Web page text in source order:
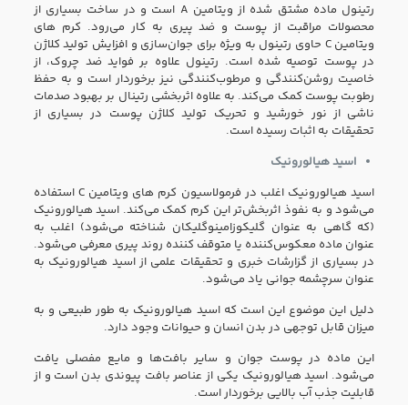
رتینول ماده مشتق شده از ویتامین A است و در ساخت بسیاری از
محصولات مراقبت از پوست و ضد پیری به کار می‌رود. کرم های
ویتامین C حاوی رتینول به ویژه برای جوان‌سازی و افزایش تولید کلاژن
در پوست توصیه شده است. رتینول علاوه بر فواید ضد چروک، از
خاصیت روشن‌کنندگی و مرطوب‌کنندگی نیز برخوردار است و به حفظ
رطوبت پوست کمک می‌کند. به علاوه اثربخشی رتینال بر بهبود صدمات
ناشی از نور خورشید و تحریک تولید کلاژن پوست در بسیاری از
تحقیقات به اثبات رسیده است.
اسید هیالورونیک
اسید هیالورونیک اغلب در فرمولاسیون کرم های ویتامین C استفاده
می‌شود و به نفوذ اثربخش‌تر این کرم کمک می‌کند. اسید هیالورونیک
(که گاهی به عنوان گلیکوزامینوگلیکان شناخته می‌شود) اغلب به
عنوان ماده معکوس‌کننده یا متوقف کننده روند پیری معرفی می‌شود.
در بسیاری از گزارشات خبری و تحقیقات علمی از اسید هیالورونیک به
عنوان سرچشمه جوانی یاد می‌شود.
دلیل این موضوع این است که اسید هیالورونیک به طور طبیعی و به
میزان قابل توجهی در بدن انسان و حیوانات وجود دارد.
این ماده در پوست جوان و سایر بافت‌ها و مایع مفصلی یافت
می‌شود. اسید هیالورونیک یکی از عناصر بافت پیوندی بدن است و از
قابلیت جذب آب بالایی برخوردار است.